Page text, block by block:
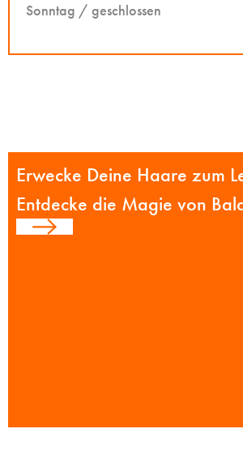
Sonntag / geschlossen
Erwecke Deine Haare zum
Entdecke die Magie von